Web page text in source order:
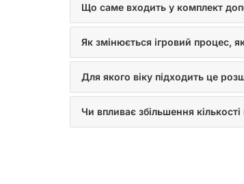
Що саме входить у комплект
Як змінюється ігровий процес,
Для якого віку підходить це
Чи впливає збільшення кількості